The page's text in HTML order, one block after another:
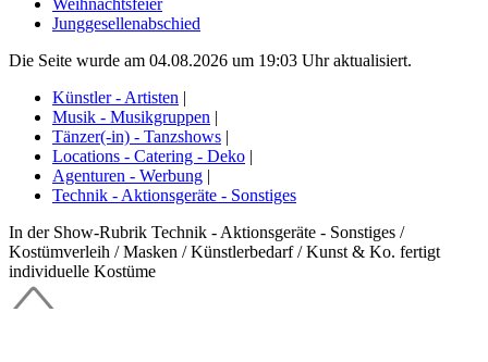
Junggesellenabschied
Die Seite wurde am 04.08.2026 um 19:03 Uhr aktualisiert.
Künstler - Artisten |
Musik - Musikgruppen |
Tänzer(-in) - Tanzshows |
Locations - Catering - Deko |
Agenturen - Werbung |
Technik - Aktionsgeräte - Sonstiges
In der Show-Rubrik Technik - Aktionsgeräte - Sonstiges /
Kostümverleih / Masken / Künstlerbedarf / Kunst & Ko. fertigt
individuelle Kostüme